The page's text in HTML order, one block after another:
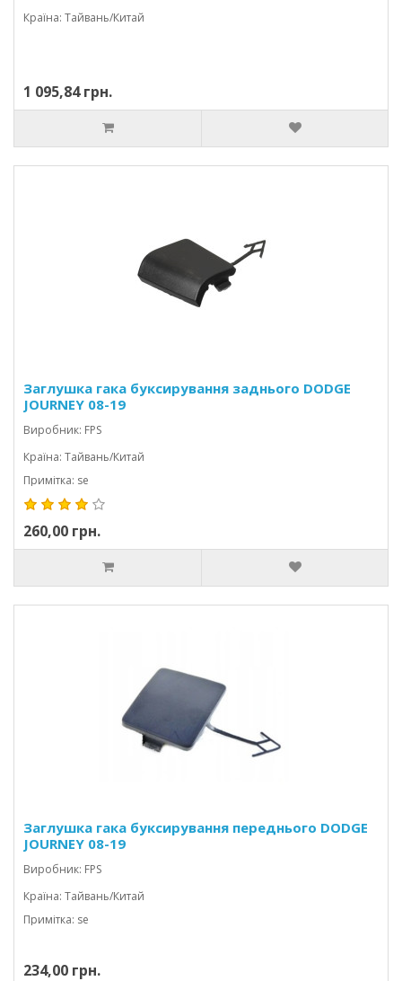
Країна: Тайвань/Китай
1 095,84 грн.
Заглушка гака буксирування заднього DODGE
JOURNEY 08-19
Виробник: FPS
Країна: Тайвань/Китай
Примітка: se
260,00 грн.
Заглушка гака буксирування переднього DODGE
JOURNEY 08-19
Виробник: FPS
Країна: Тайвань/Китай
Примітка: se
234,00 грн.